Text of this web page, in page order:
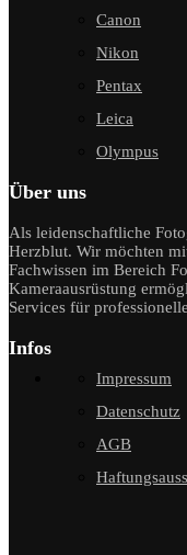
Canon
Nikon
Pentax
Leica
Olympus
Über uns
Als leidenschaftliche
Herzblut. Wir möchten
Fachwissen im Bereich
Kameraausrüstung
Services für
Infos
Impressum
Datenschutz
AGB